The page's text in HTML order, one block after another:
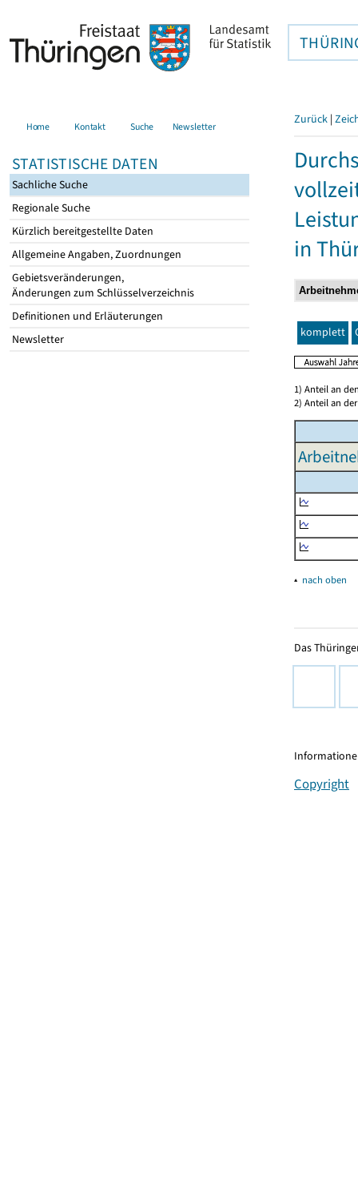
Home Kontakt Suche Newsletter
STATISTISCHE DATEN
Sachliche Suche
Regionale Suche
Kürzlich bereitgestellte Daten
Allgemeine Angaben, Zuordnungen
Gebietsveränderungen,
Änderungen zum Schlüsselverzeichnis
Definitionen und Erläuterungen
Newsletter
Zurück |
in
komplett
1) Anteil an
2) Anteil an
▴ nach oben
Das
Copyright